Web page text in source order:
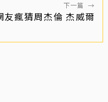
下一篇 →
瘋猜周杰倫 杰威爾